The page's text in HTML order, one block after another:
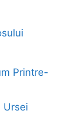
Printre-
Ursei